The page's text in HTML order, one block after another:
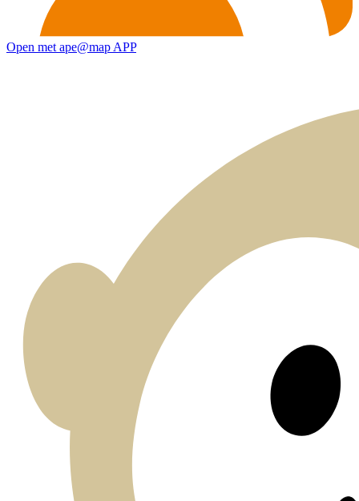
Open met ape@map APP